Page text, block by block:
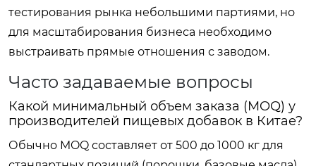
тестирования рынка небольшими партиями, но
для масштабирования бизнеса необходимо
выстраивать прямые отношения с заводом.
Часто задаваемые вопросы
Какой минимальный объем заказа (MOQ) у
производителей пищевых добавок в Китае?
Обычно MOQ составляет от 500 до 1000 кг для